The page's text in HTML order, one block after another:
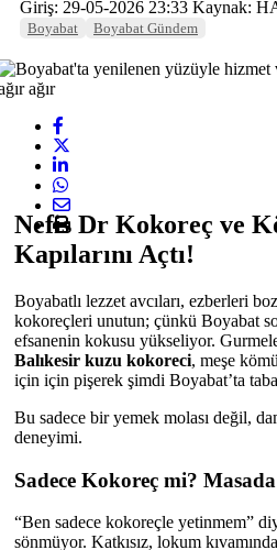
Giriş: 29-05-2026 23:33 Kaynak:
Boyabat Boyabat Gündem
Nefis Dr Kokoreç ve
Kapılarını Açtı!
Boyabatlı lezzet avcıları, ezberleri
kokoreçleri unutun; çünkü Boyabat
efsanenin kokusu yükseliyor.
Balıkesir kuzu kokoreci, meşe
için için pişerek şimdi Boyabat’ta
Bu sadece bir yemek molası değil,
deneyimi.
Sadece Kokoreç mi?
“Ben sadece kokoreçle yetinmem”
sönmüyor. Katkısız, lokum kıvamında